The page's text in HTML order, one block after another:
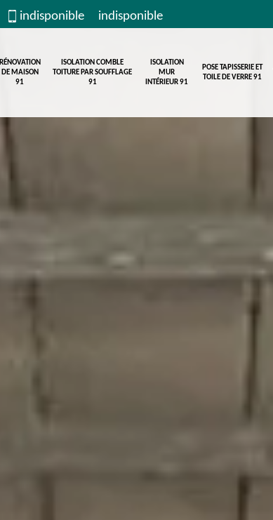
indisponible indisponible
RÉNOVATION
DE MAISON
91
ISOLATION COMBLE
TOITURE PAR SOUFFLAGE
91
ISOLATION
MUR
INTÉRIEUR 91
POSE TAPISSERIE ET
TOILE DE VERRE 91